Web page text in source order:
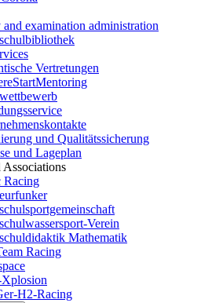
and examination administration
Vertretungen
und Qualitätssicherung
und Lageplan
Associations
Racing
Verein
Mathematik
Racing
Xplosion
H2-Racing